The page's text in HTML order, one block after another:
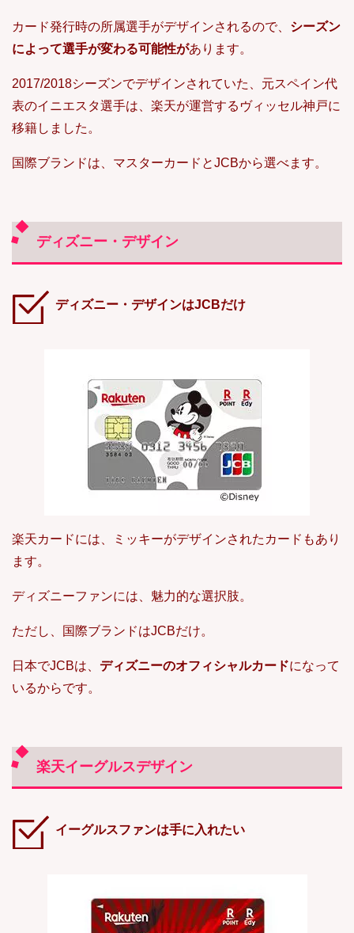
カード発行時の所属選手がデザインされるので、 シーズン
によって選手が変わる可能性があります。
2017/2018シーズンでデザインされていた、元スペイン代
表のイニエスタ選手は、楽天が運営するヴィッセル神戸に
移籍しました。
国際ブランドは、マスターカードとJCBから選べます。
ディズニー・デザイン
ディズニー・デザインはJCBだけ
楽天カードには、ミッキーがデザインされたカードもあり
ます。
ディズニーファンには、魅力的な選択肢。
ただし、国際ブランドはJCBだけ。
日本でJCBは、 ディズニーのオフィシャルカードになって
いるからです。
楽天イーグルスデザイン
イーグルスファンは手に入れたい